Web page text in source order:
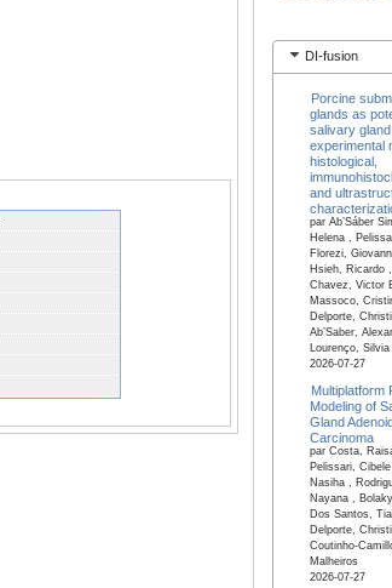
DI-fusion
Porcine
glands as
salivary gland
experimental
histological,
and
par Ab’Sáber
Helena ,
Florezi,
Hsieh, Ricardo
Chavez, Victor
Massoco,
Delporte,
Ab’Saber,
Lourenço, Silvia
2026-07-27
Multiplatform
Modeling of
Gland
Carcinoma
par Costa,
Pelissari,
Nasiha ,
Nayana ,
Dos Santos,
Delporte,
Coutinho-
Malheiros
2026-07-27